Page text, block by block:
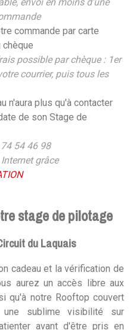
commande par carte
chèque
possible par chèque : 1er
courrier, puis tous les
n'aura plus qu'à contacter
de son Stage de
54 46 98
grâce
stage de pilotage
du Laquais
cadeau et la vérification de
aurez un accès libre aux
qu'à notre Rooftop couvert
sublime visibilité sur
avant d'être pris en